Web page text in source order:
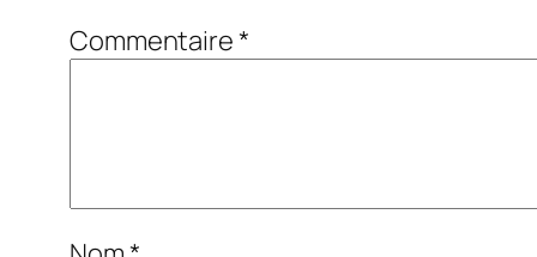
Commentaire*